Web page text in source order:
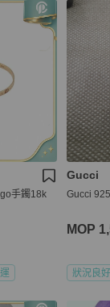
手鐲18k
Gucci
Gucci
MOP
狀況良好